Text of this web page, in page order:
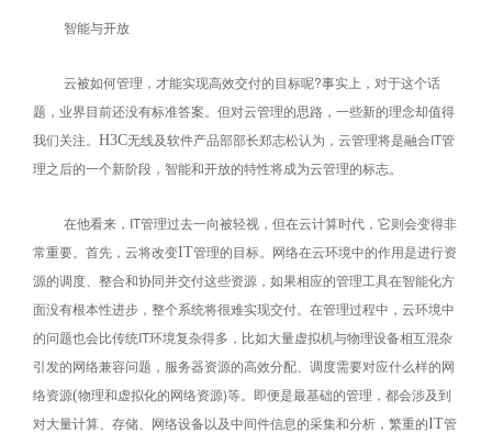
智能与开放
云被如何管理，才能实现高效交付的目标呢?事实上，对于这个话
题，业界目前还没有标准答案。但对云管理的思路，一些新的理念却值得
我们关注。 H3C无线及软件产品部部长郑志松认为，云管理将是融合IT管
理之后的一个新阶段，智能和开放的特性将成为云管理的标志。
在他看来，IT管理过去一向被轻视，但在云计算时代，它则会变得非
常重要。首先，云将改变IT管理的目标。网络在云环境中的作用是进行资
源的调度、整合和协同并交付这些资源，如果相应的管理工具在智能化方
面没有根本性进步，整个系统将很难实现交付。在管理过程中，云环境中
的问题也会比传统IT环境复杂得多，比如大量虚拟机与物理设备相互混杂
引发的网络兼容问题，服务器资源的高效分配、调度需要对应什么样的网
络资源(物理和虚拟化的网络资源)等。即便是最基础的管理，都会涉及到
对大量计算、存储、网络设备以及中间件信息的采集和分析，繁重的IT管